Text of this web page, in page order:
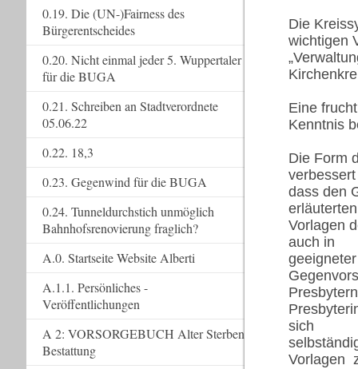
Die
wichtigen
Eine
Kenntnis
Die Form
dass den
erläuterten
Vorlagen
auch in
sich
Vorlagen
0.19. Die (UN-)Fairness des
Bürgerentscheides
0.20. Nicht einmal jeder 5. Wuppertaler
für die BUGA
0.21. Schreiben an Stadtverordnete
05.06.22
0.22. 18,3
0.23. Gegenwind für die BUGA
0.24. Tunneldurchstich unmöglich
Bahnhofsrenovierung fraglich?
A.0. Startseite Website Alberti
A.1.1. Persönliches -
Veröffentlichungen
A 2: VORSORGEBUCH Alter Sterben
Bestattung